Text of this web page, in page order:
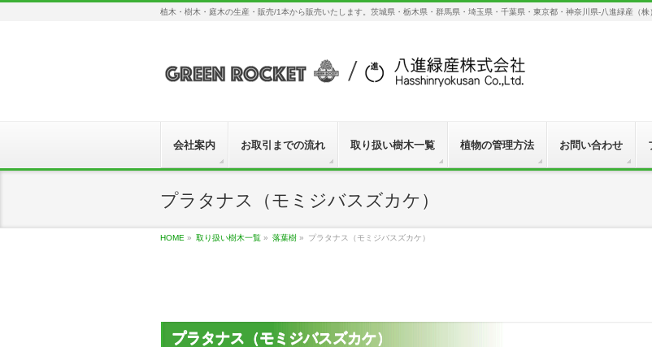
植木・樹木・庭木の生産・販売/1本から販売いたします。茨城県・栃木県・群馬県・埼玉県・千葉県・東京都・神奈川県-八進緑産（株
会社案内 お取引までの流れ 取り扱い樹木一覧 植物の管理方法 お問い合わせ
プラタナス（モミジバスズカケ）
HOME » 取り扱い樹木一覧 » 落葉樹 » プラタナス（モミジバスズカケ）
プラタナス（モミジバスズカケ）